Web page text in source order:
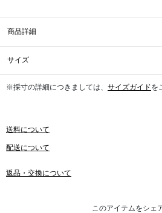
商品詳細
サイズ
※採寸の詳細につきましては、 サイズガイドを
送料について
配送について
返品・交換について
このアイテムをシェ